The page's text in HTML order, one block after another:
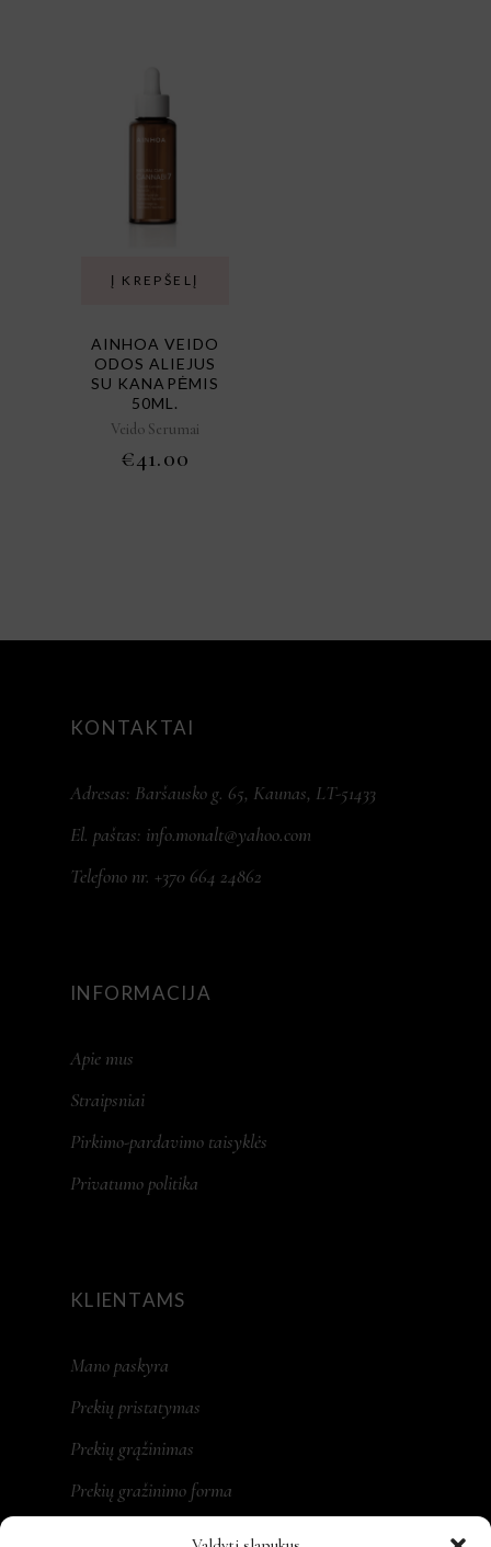
Į KREPŠELĮ
AINHOA VEIDO
ODOS ALIEJUS
SU KANAPĖMIS
50ML.
Veido Serumai
€41.00
KONTAKTAI
Adresas: Baršausko g. 65, Kaunas, LT-51433
El. paštas: info.monalt@yahoo.com
Telefono nr. +370 664 24862
INFORMACIJA
Apie mus
Straipsniai
Pirkimo-pardavimo taisyklės
Privatumo politika
KLIENTAMS
Mano paskyra
Prekių pristatymas
Prekių grąžinimas
Prekių gražinimo forma